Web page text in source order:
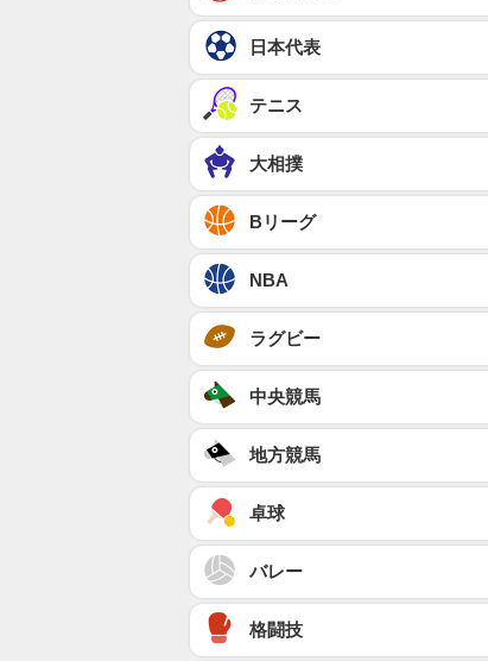
日本代表
テニス
大相撲
Bリーグ
NBA
ラグビー
中央競馬
地方競馬
卓球
バレー
格闘技